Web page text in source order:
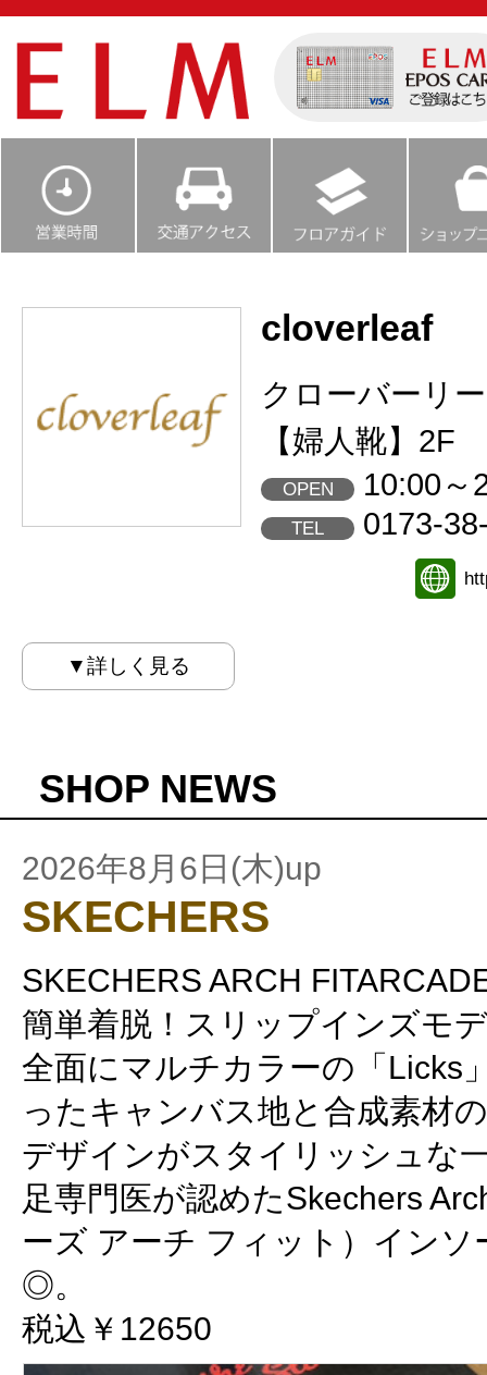
cloverleaf
クローバーリ
【婦人靴】2F
OPEN 10:00～
TEL 0173-
▼詳しく見る
SHOP NEWS
2026年8月6日(木)up
SKECHERS
SKECHERS ARCH
簡単着脱！スリップインズモ
全面にマルチカラーの「Licks
ったキャンバス地と合成素材
デザインがスタイリッシュな
足専門医が認めたSkechers
ーズ アーチ フィット）インソ
◎。
税込￥12650